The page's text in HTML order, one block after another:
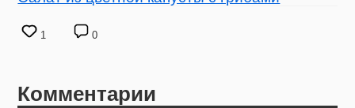
1 0
Комментарии